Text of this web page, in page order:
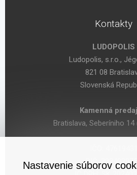
Kontakty
LUDOPOLIS
Ludopolis, s.r.o.,
821 08
Slovenská
Kamenná
Bratislava, Seberíniho 14
DIČ:
Nastavenie súborov